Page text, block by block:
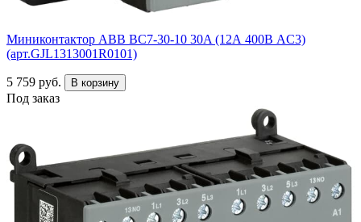
Миниконтактор ABB ВC7-30-10 30A (12А 400В AC3)
(арт.GJL1313001R0101)
5 759 руб. В корзину
Под заказ